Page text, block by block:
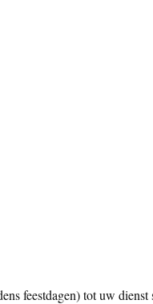
feestdagen) tot uw